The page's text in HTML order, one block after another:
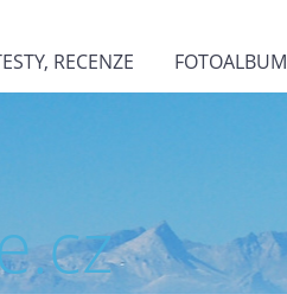
RECENZE FOTOALBUM